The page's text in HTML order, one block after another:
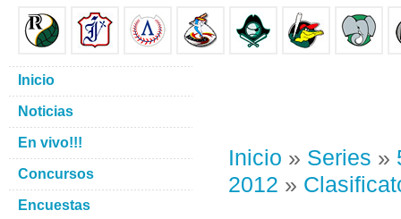
Inicio » Series »
2012 »
Inicio
Noticias
En vivo!!!
Concursos
Encuestas